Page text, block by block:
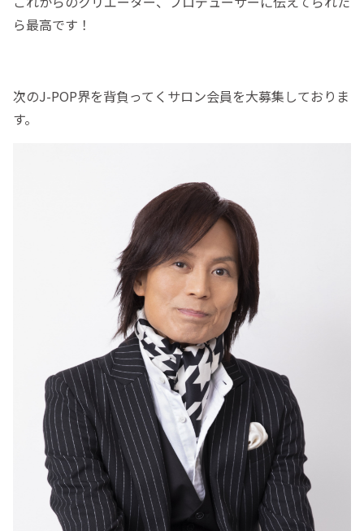
ら最高です！
次のJ-POP界を背負ってくサロン会員を大募集しておりま
す。